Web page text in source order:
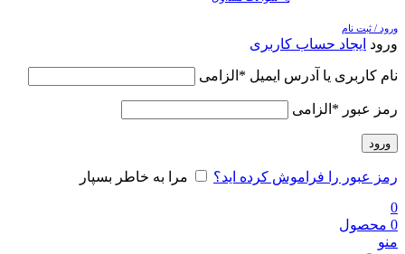
ورود / ثبت نام
ورود ایجاد حساب کاربری
نام کاربری یا آدرس ایمیل * الزامی
رمز عبور * الزامی
ورود
رمز عبور را فراموش کرده اید؟
مرا به خاطر بسپار
0
0 محصول
منو